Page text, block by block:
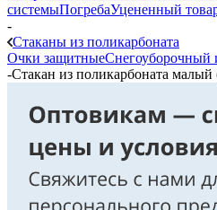
системыПогребаУцененный
-
Стаканы из поликарбоната
Очки защитныеСнегоуборочный
-Стакан из поликарбоната